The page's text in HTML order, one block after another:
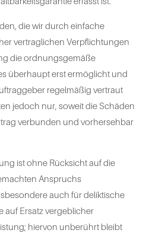
die wir durch einfache
vertraglichen Verpflichtungen
die ordnungsgemäße
überhaupt erst ermöglicht und
regelmäßig vertraut
jedoch nur, soweit die Schäden
verbunden und vorhersehbar
ist ohne Rücksicht auf die
Anspruchs
auch für deliktische
auf Ersatz vergeblicher
hiervon unberührt bleibt